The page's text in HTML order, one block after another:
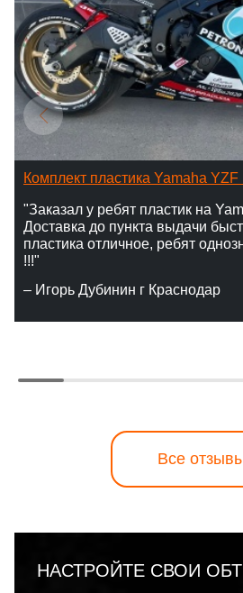
Комплект пластика Yamaha
"Заказал у ребят пластик на
Доставка до пункта выдачи
пластика отличное, ребят
!!!"
– Игорь Дубинин г Краснодар
Все
НАСТРОЙТЕ СВОИ